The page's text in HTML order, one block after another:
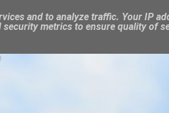
and to analyze traffic. Your IP
metrics to ensure quality of